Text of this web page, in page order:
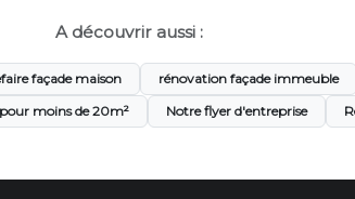
A découvrir aussi :
façade maison rénovation façade immeuble
moins de 20m²
Notre flyer d'entreprise